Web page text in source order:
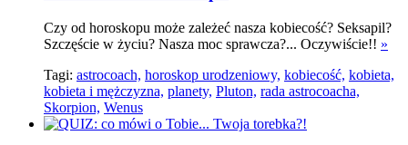
Czy od horoskopu może zależeć nasza kobiecość? Seksapil?
Szczęście w życiu? Nasza moc sprawcza?... Oczywiście!! »
Tagi: astrocoach, horoskop urodzeniowy, kobiecość, kobieta,
kobieta i mężczyzna, planety, Pluton, rada astrocoacha,
Skorpion, Wenus